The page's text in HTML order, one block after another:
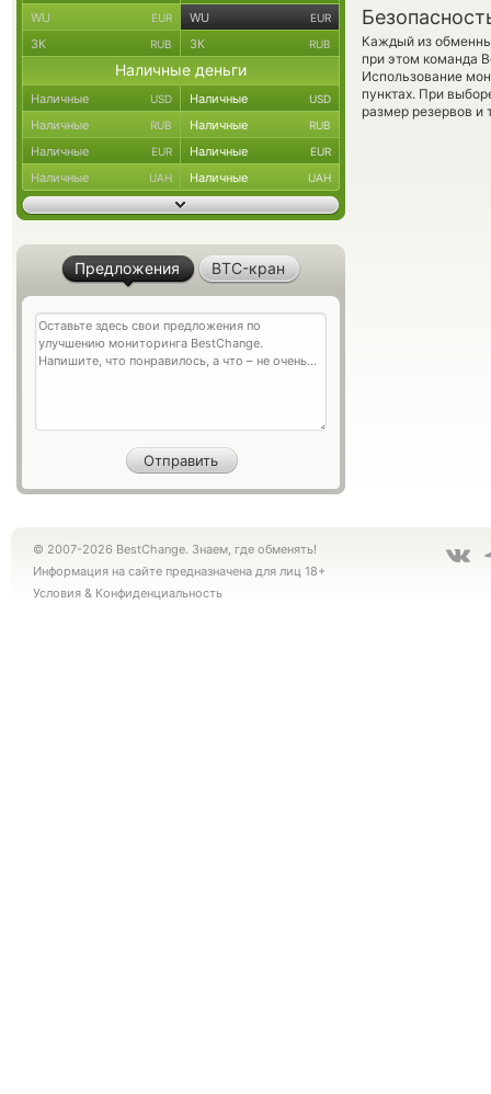
Каждый из
при этом команда
Использование
пунктах. При
размер резервов и
WU EUR WU EUR
ЗК RUB ЗК RUB
Наличные деньги
Наличные USD Наличные USD
Наличные RUB Наличные RUB
Наличные EUR Наличные EUR
Наличные UAH Наличные UAH
Предложения BTC-кран
© 2007-2026 BestChange. Знаем, где обменять!
Информация на сайте предназначена для лиц 18+
Условия & Конфиденциальность